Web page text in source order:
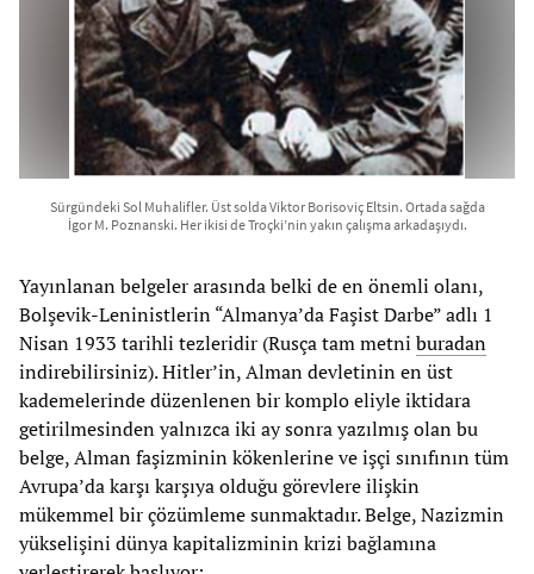
Sürgündeki Sol Muhalifler. Üst solda Viktor Borisoviç Eltsin. Ortada sağda
İgor M. Poznanski. Her ikisi de Troçki’nin yakın çalışma arkadaşıydı.
Yayınlanan belgeler arasında belki de en önemli olanı,
Bolşevik-Leninistlerin “Almanya’da Faşist Darbe” adlı 1
Nisan 1933 tarihli tezleridir (Rusça tam metni buradan
indirebilirsiniz). Hitler’in, Alman devletinin en üst
kademelerinde düzenlenen bir komplo eliyle iktidara
getirilmesinden yalnızca iki ay sonra yazılmış olan bu
belge, Alman faşizminin kökenlerine ve işçi sınıfının tüm
Avrupa’da karşı karşıya olduğu görevlere ilişkin
mükemmel bir çözümleme sunmaktadır. Belge, Nazizmin
yükselişini dünya kapitalizminin krizi bağlamına